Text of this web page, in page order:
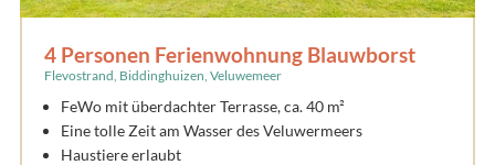
4 Personen Ferienwohnung Blauwborst
Flevostrand, Biddinghuizen, Veluwemeer
FeWo mit überdachter Terrasse, ca. 40 m²
Eine tolle Zeit am Wasser des Veluwermeers
Haustiere erlaubt